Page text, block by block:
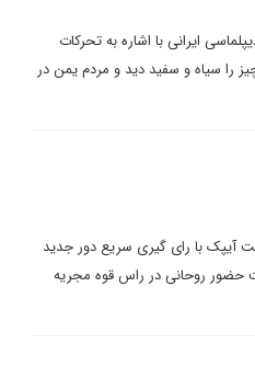
ایرانی با اشاره به تحرکات
را سیاه و سفید دید و مردم یمن در
آیپک با رای گیری سریع دور جدید
حضور روحانی در راس قوه مجریه